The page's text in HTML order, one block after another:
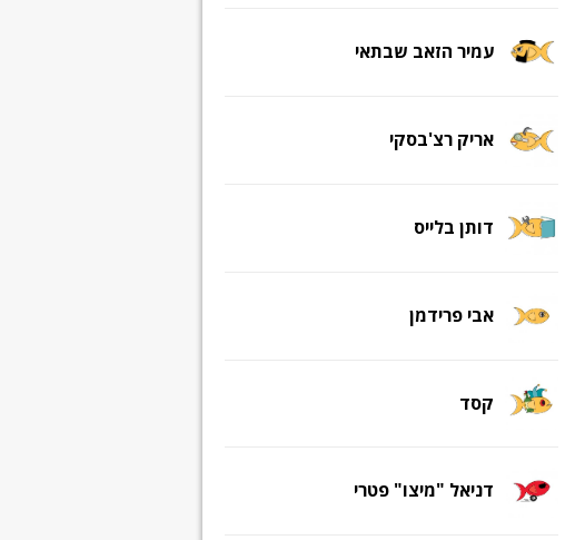
עמיר הזאב שבתאי
אריק רצ'בסקי
דותן בלייס
אבי פרידמן
קסד
דניאל "מיצו" פטרי